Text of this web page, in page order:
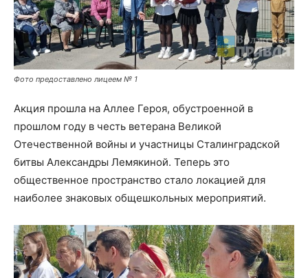
Фото предоставлено лицеем № 1
Акция прошла на Аллее Героя, обустроенной в
прошлом году в честь ветерана Великой
Отечественной войны и участницы Сталинградской
битвы Александры Лемякиной. Теперь это
общественное пространство стало локацией для
наиболее знаковых общешкольных мероприятий.